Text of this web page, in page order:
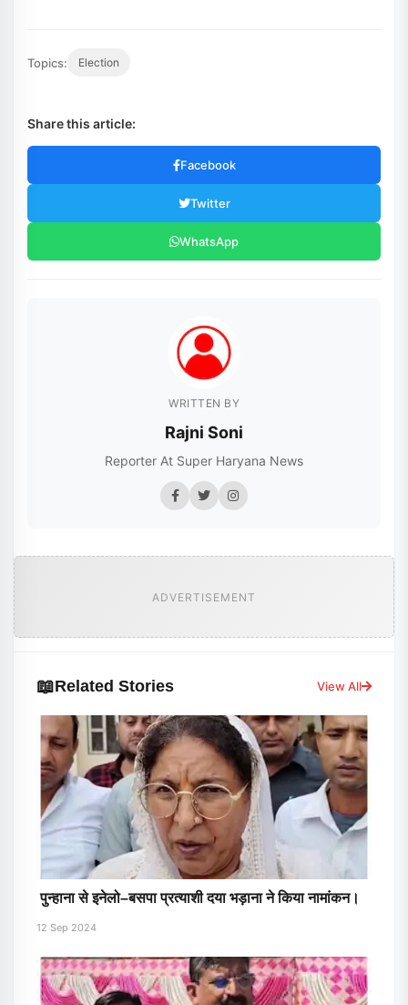
Topics: Election
Share this article:
Facebook
Twitter
WhatsApp
WRITTEN BY
Rajni Soni
Reporter At Super Haryana News
ADVERTISEMENT
📖Related Stories View All
पुन्हाना से इनेलो–बसपा प्रत्याशी दया भड़ाना ने किया नामांकन।
12 Sep 2024